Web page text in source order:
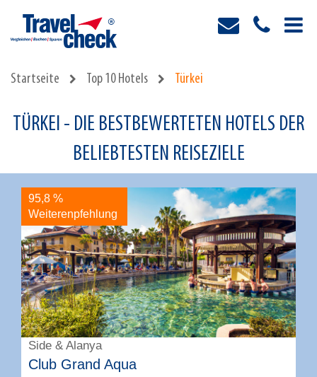
Startseite Top 10 Hotels Türkei
TÜRKEI - DIE BESTBEWERTETEN HOTELS DER
BELIEBTESTEN REISEZIELE
95,8 %
Weiterenpfehlung
Side & Alanya
Club Grand Aqua